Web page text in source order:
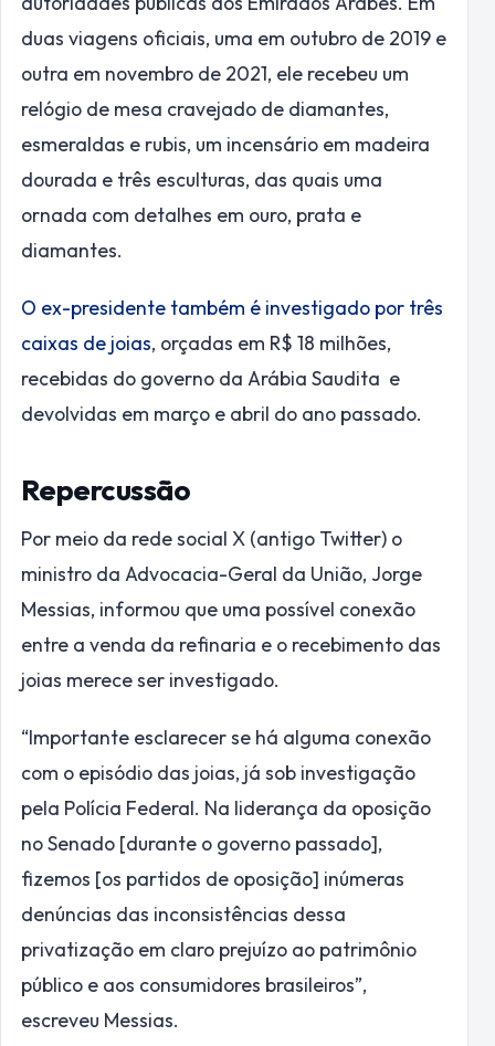
duas viagens oficiais, uma em outubro de 2019 e
outra em novembro de 2021, ele recebeu um
relógio de mesa cravejado de diamantes,
esmeraldas e rubis, um incensário em madeira
dourada e três esculturas, das quais uma
ornada com detalhes em ouro, prata e
diamantes.
O ex-presidente também é investigado por três
caixas de joias, orçadas em R$ 18 milhões,
recebidas do governo da Arábia Saudita e
devolvidas em março e abril do ano passado.
Repercussão
Por meio da rede social X (antigo Twitter) o
ministro da Advocacia-Geral da União, Jorge
Messias, informou que uma possível conexão
entre a venda da refinaria e o recebimento das
joias merece ser investigado.
“Importante esclarecer se há alguma conexão
com o episódio das joias, já sob investigação
pela Polícia Federal. Na liderança da oposição
no Senado [durante o governo passado],
fizemos [os partidos de oposição] inúmeras
denúncias das inconsistências dessa
privatização em claro prejuízo ao patrimônio
público e aos consumidores brasileiros”,
escreveu Messias.